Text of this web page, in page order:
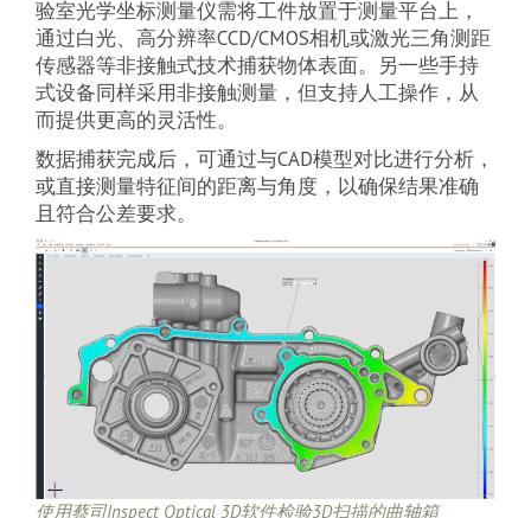
验室光学坐标测量仪需将工件放置于测量平台上，
通过白光、高分辨率CCD/CMOS相机或激光三角测距
传感器等非接触式技术捕获物体表面。另一些手持
式设备同样采用非接触测量，但支持人工操作，从
而提供更高的灵活性。
数据捕获完成后，可通过与CAD模型对比进行分析，
或直接测量特征间的距离与角度，以确保结果准确
且符合公差要求。
使用蔡司Inspect Optical 3D软件检验3D扫描的曲轴箱